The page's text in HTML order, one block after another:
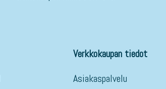
Verkkokaupan tiedot
Asiakaspalvelu